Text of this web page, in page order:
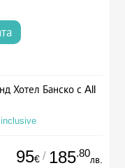
Хотел Банско с All
95€ / 185.80
лв.